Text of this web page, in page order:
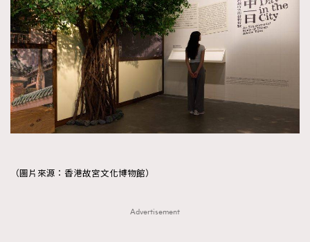
（圖片來源：香港故宮文化博物館）
Advertisement